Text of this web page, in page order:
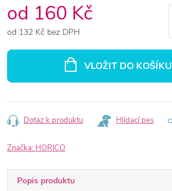
od 160 Kč
od 132 Kč bez DPH
VLOŽIT DO KOŠÍKU
Dotaz k produktu Hlídací pes
Značka: HORICO
Popis produktu